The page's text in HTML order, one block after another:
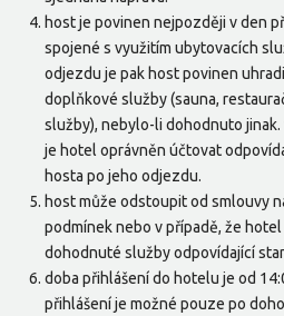
host je povinen nejpozději v den
spojené s využitím ubytovacích
odjezdu je pak host povinen
doplňkové služby (sauna,
služby), nebylo-li dohodnuto
je hotel oprávněn účtovat
hosta po jeho odjezdu.
host může odstoupit od smlouvy
podmínek nebo v případě, že
dohodnuté služby odpovídající
doba přihlášení do hotelu je od
přihlášení je možné pouze po